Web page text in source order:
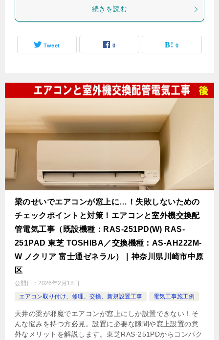
続きを読む
Tweet 0 0
梁のせいでエアコンが窓上に…！失敗しないための
チェックポイントと対策！エアコンと室外機交換配
管電気工事（既設機種：RAS-251PD(W) RAS-
251PAD 東芝 TOSHIBA／交換機種：AS-AH222M-
W ノクリア 富士通ゼネラル）｜神奈川県川崎市中原
区
公開日： 2026年2月18日
エアコン取り付け、修理、交換、新規設置工事
電気工事施工例
天井の梁が邪魔でエアコンが窓上にしか設置できない！そ
んな悩みを持つ方必見。設置に必要な隙間や窓上設置の意
外なメリットを解説します。東芝RAS-251PDからコンパク